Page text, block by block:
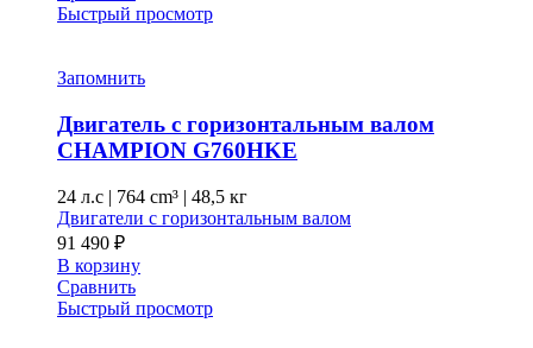
Быстрый просмотр
Запомнить
Двигатель с горизонтальным валом
CHAMPION G760HKE
24 л.с | 764 cm³ | 48,5 кг
Двигатели с горизонтальным валом
91 490 ₽
В корзину
Сравнить
Быстрый просмотр